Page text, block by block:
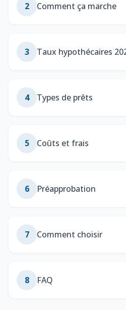
2 Comment ça marche
3 Taux hypothécaires
4 Types de prêts
5 Coûts et frais
6 Préapprobation
7 Comment choisir
8 FAQ